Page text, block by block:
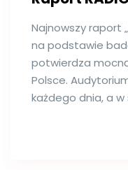
Najnowszy raport
na podstawie
potwierdza
Polsce.
każdego dnia, a